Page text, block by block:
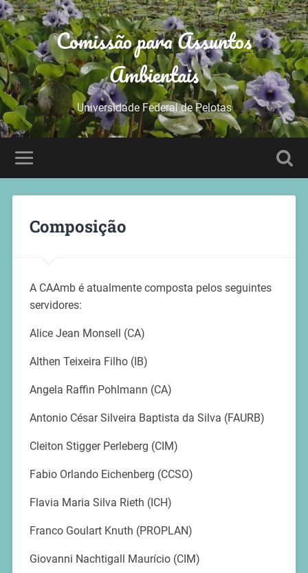
Comissão para Assuntos
Ambientais
Universidade Federal de Pelotas
Composição
A CAAmb é atualmente composta pelos seguintes
servidores:
Alice Jean Monsell (CA)
Althen Teixeira Filho (IB)
Angela Raffin Pohlmann (CA)
Antonio César Silveira Baptista da Silva (FAURB)
Cleiton Stigger Perleberg (CIM)
Fabio Orlando Eichenberg (CCSO)
Flavia Maria Silva Rieth (ICH)
Franco Goulart Knuth (PROPLAN)
Giovanni Nachtigall Maurício (CIM)